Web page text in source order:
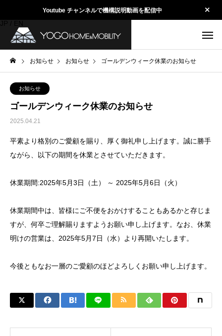
Youtube チャンネルで機構説明動画を配信中
JP / EN
お知らせ お知らせ ゴールデンウィーク休業のお知らせ
お知らせ
ゴールデンウィーク休業のお知らせ
2025.04.21
平素より格別のご愛顧を賜り、厚く御礼申し上げます。誠に勝手
ながら、以下の期間を休業とさせていただきます。
休業期間:2025年5月3日（土） ～ 2025年5月6日（火）
休業期間中は、皆様にご不便をおかけすることもあるかと存じま
すが、何卒ご理解賜りますようお願い申し上げます。なお、休業
明けの営業は、2025年5月7日（水）より再開いたします。
今後ともなお一層のご愛顧のほどよろしくお願い申し上げます。